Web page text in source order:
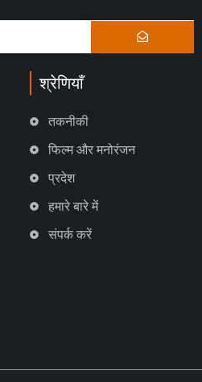
श्रेणियाँ
तकनीकी
फिल्म और मनोरंजन
प्रदेश
हमारे बारे में
संपर्क करें